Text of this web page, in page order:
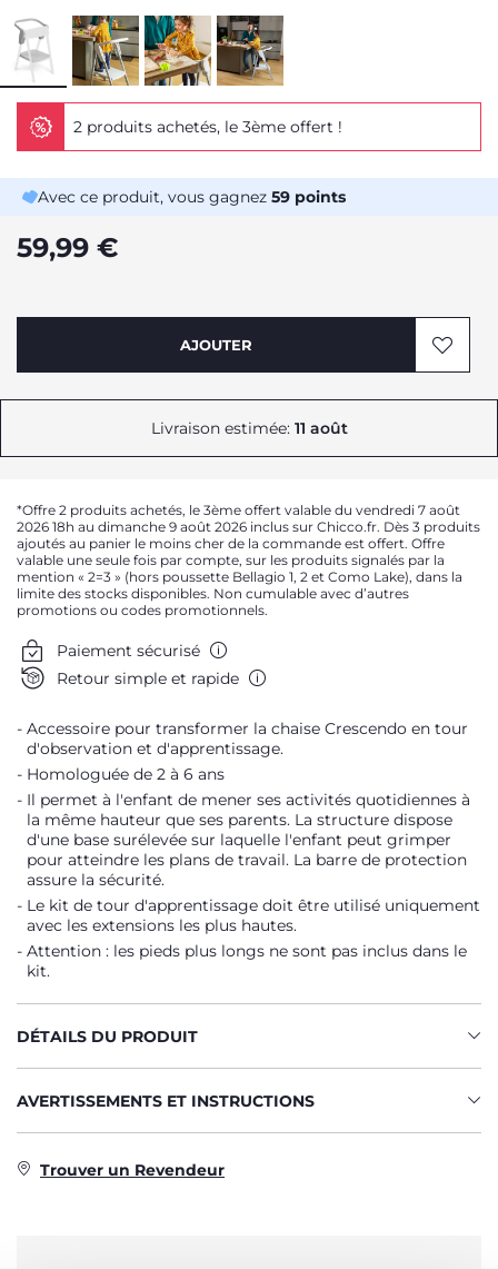
2 produits achetés, le 3ème offert !
Avec ce produit, vous gagnez 59 points
59,99 €
AJOUTER
Livraison estimée: 11 août
*Offre 2 produits achetés, le 3ème offert valable du vendredi 7 août
2026 18h au dimanche 9 août 2026 inclus sur Chicco.fr. Dès 3 produits
ajoutés au panier le moins cher de la commande est offert. Offre
valable une seule fois par compte, sur les produits signalés par la
mention « 2=3 » (hors poussette Bellagio 1, 2 et Como Lake), dans la
limite des stocks disponibles. Non cumulable avec d’autres
promotions ou codes promotionnels.
Paiement sécurisé
Retour simple et rapide
Accessoire pour transformer la chaise Crescendo en tour
d'observation et d'apprentissage.
Homologuée de 2 à 6 ans
Il permet à l'enfant de mener ses activités quotidiennes à
la même hauteur que ses parents. La structure dispose
d'une base surélevée sur laquelle l'enfant peut grimper
pour atteindre les plans de travail. La barre de protection
assure la sécurité.
Le kit de tour d'apprentissage doit être utilisé uniquement
avec les extensions les plus hautes.
Attention : les pieds plus longs ne sont pas inclus dans le
kit.
DÉTAILS DU PRODUIT
AVERTISSEMENTS ET INSTRUCTIONS
Trouver un Revendeur